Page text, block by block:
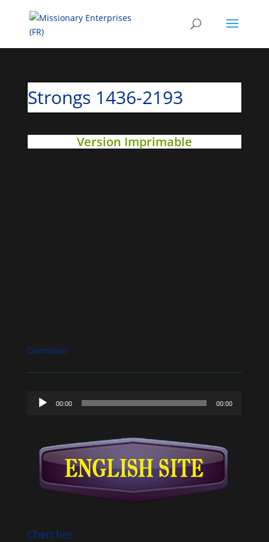
Strongs 1436-2193
Version Imprimable
Download
Lecteur
audio
00:00 00:00
Chercher